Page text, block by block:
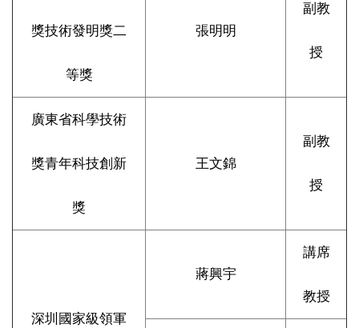
獎技術發明獎二
等獎
張明明
副教
授
廣東省科學技術
獎青年科技創新
獎
王文錦
副教
授
深圳國家級領軍
蔣興宇
講席
教授